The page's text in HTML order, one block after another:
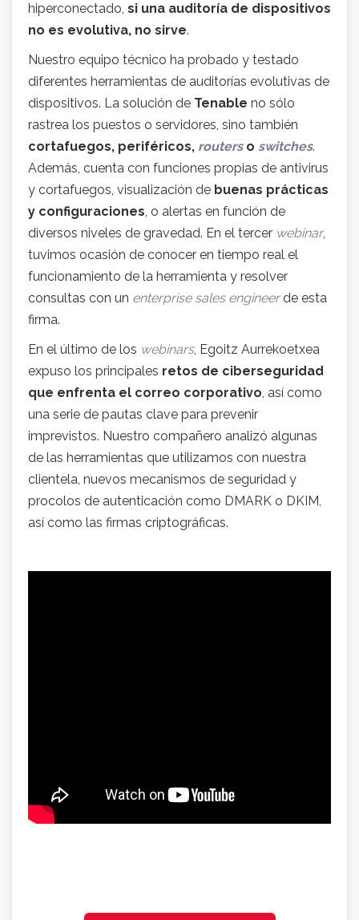
hiperconectado, si una auditoría de dispositivos
no es evolutiva, no sirve.
Nuestro equipo técnico ha probado y testado
diferentes herramientas de auditorías evolutivas de
dispositivos. La solución de Tenable no sólo
rastrea los puestos o servidores, sino también
cortafuegos, periféricos, routers o switches.
Además, cuenta con funciones propias de antivirus
y cortafuegos, visualización de buenas prácticas
y configuraciones, o alertas en función de
diversos niveles de gravedad. En el tercer webinar,
tuvimos ocasión de conocer en tiempo real el
funcionamiento de la herramienta y resolver
consultas con un enterprise sales engineerde esta
firma.
En el último de los webinars, Egoitz Aurrekoetxea
expuso los principales retos de ciberseguridad
que enfrenta el correo corporativo, así como
una serie de pautas clave para prevenir
imprevistos. Nuestro compañero analizó algunas
de las herramientas que utilizamos con nuestra
clientela, nuevos mecanismos de seguridad y
procolos de autenticación como DMARK o DKIM,
así como las firmas criptográficas.